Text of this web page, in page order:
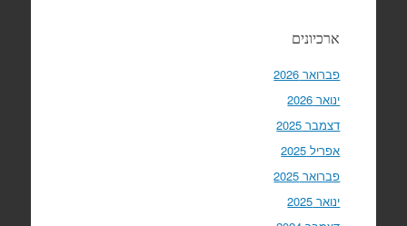
ארכיונים
פברואר 2026
ינואר 2026
דצמבר 2025
אפריל 2025
פברואר 2025
ינואר 2025